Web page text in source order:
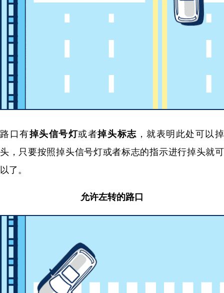
路口有掉头信号灯或者掉头标志 ，就表明此处可以掉
头，只要按照掉头信号灯或者标志的指示进行掉头就可
以了。
允许左转的路口